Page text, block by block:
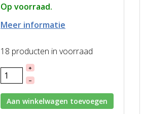
Op voorraad.
Meer informatie
18 producten in voorraad
+
–
Aan winkelwagen toevoegen